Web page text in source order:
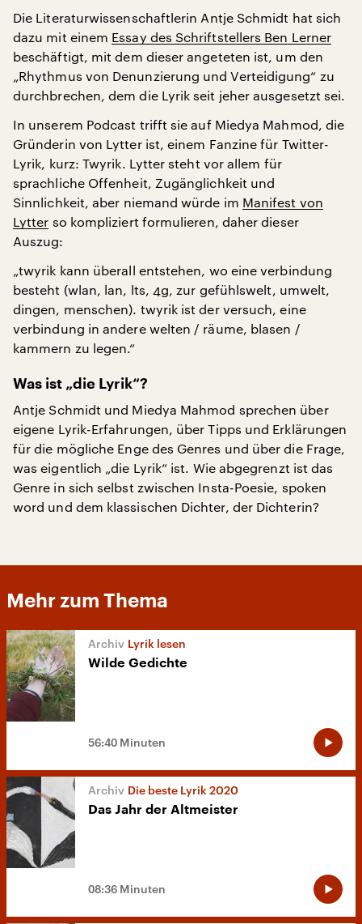
Die Literaturwissenschaftlerin Antje Schmidt hat sich
dazu mit einem Essay des Schriftstellers Ben Lerner
beschäftigt, mit dem dieser angeteten ist, um den
„Rhythmus von Denunzierung und Verteidigung“ zu
durchbrechen, dem die Lyrik seit jeher ausgesetzt sei.
In unserem Podcast trifft sie auf Miedya Mahmod, die
Gründerin von Lytter ist, einem Fanzine für Twitter-
Lyrik, kurz: Twyrik. Lytter steht vor allem für
sprachliche Offenheit, Zugänglichkeit und
Sinnlichkeit, aber niemand würde im Manifest von
Lytter so kompliziert formulieren, daher dieser
Auszug:
„twyrik kann überall entstehen, wo eine verbindung
besteht (wlan, lan, lts, 4g, zur gefühlswelt, umwelt,
dingen, menschen). twyrik ist der versuch, eine
verbindung in andere welten / räume, blasen /
kammern zu legen.“
Was ist „die Lyrik“?
Antje Schmidt und Miedya Mahmod sprechen über
eigene Lyrik-Erfahrungen, über Tipps und Erklärungen
für die mögliche Enge des Genres und über die Frage,
was eigentlich „die Lyrik“ ist. Wie abgegrenzt ist das
Genre in sich selbst zwischen Insta-Poesie, spoken
word und dem klassischen Dichter, der Dichterin?
Mehr zum Thema
Lyrik lesen
Wilde Gedichte
56:40 Minuten
Die beste Lyrik 2020
Das Jahr der Altmeister
08:36 Minuten